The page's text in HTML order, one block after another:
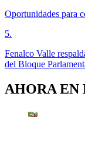
Oportunidades para
5.
Fenalco Valle
del Bloque
AHORA EN